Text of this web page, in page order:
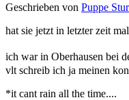
Geschrieben von Puppe
hat sie jetzt in letzter zeit
ich war in Oberhausen bei
vlt schreib ich ja meinen
*it cant rain all the time....